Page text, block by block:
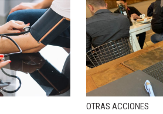
OTRAS ACCIONES